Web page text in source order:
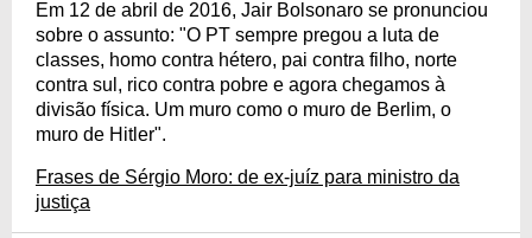
Em 12 de abril de 2016, Jair Bolsonaro se pronunciou
sobre o assunto: "O PT sempre pregou a luta de
classes, homo contra hétero, pai contra filho, norte
contra sul, rico contra pobre e agora chegamos à
divisão física. Um muro como o muro de Berlim, o
muro de Hitler".
Frases de Sérgio Moro: de ex-juíz para ministro da
justiça